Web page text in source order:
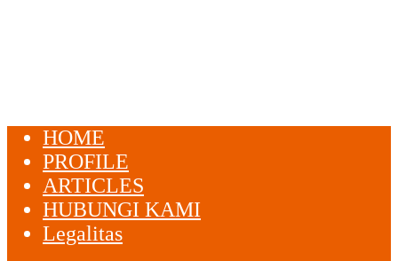
HOME
PROFILE
ARTICLES
HUBUNGI KAMI
Legalitas